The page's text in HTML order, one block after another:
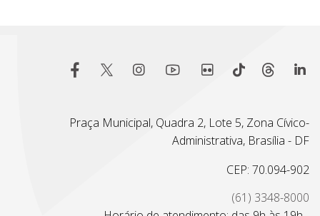
Praça Municipal, Quadra 2, Lote 5, Zona Cívico-
Administrativa, Brasília - DF
CEP: 70.094-902
(61) 3348-8000